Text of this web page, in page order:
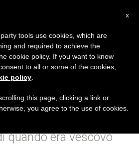
la prima
quando era vescovo
x
tools use cookies, which are
and required to achieve the
cookie policy. If you want to know
to all or some of the cookies,
policy
this page, clicking a link or
you agree to the use of cookies.